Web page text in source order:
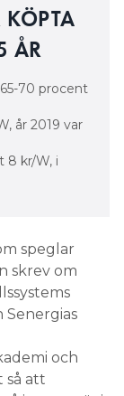
KÖPTA
ÅR
70 procent
år 2019 var
8 kr/W, i
speglar
skrev om
Senergias
och
så att